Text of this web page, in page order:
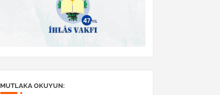
MUTLAKA OKUYUN: